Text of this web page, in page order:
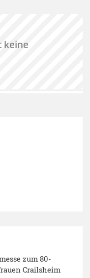
keine
zum 80-
Crailsheim